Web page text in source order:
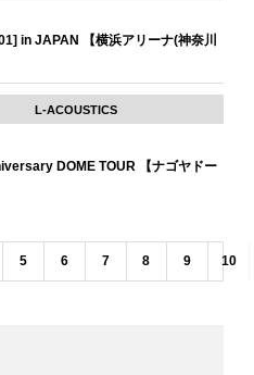
in JAPAN 【横浜アリーナ(神奈川
L-ACOUSTICS
DOME TOUR 【ナゴヤドー
5 6 7 8 9 10